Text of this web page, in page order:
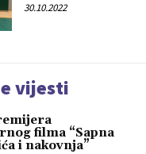
30.10.2022
vijesti
filma “Sapna
i nakovnja”